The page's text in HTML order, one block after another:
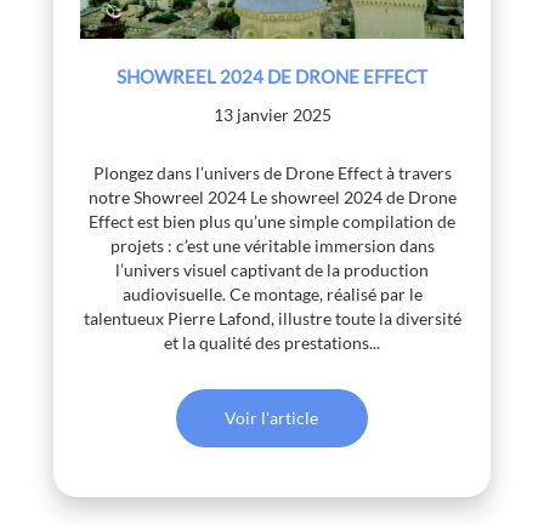
SHOWREEL 2024 DE DRONE EFFECT
13 janvier 2025
Plongez dans l’univers de Drone Effect à travers
notre Showreel 2024 Le showreel 2024 de Drone
Effect est bien plus qu’une simple compilation de
projets : c’est une véritable immersion dans
l’univers visuel captivant de la production
audiovisuelle. Ce montage, réalisé par le
talentueux Pierre Lafond, illustre toute la diversité
et la qualité des prestations...
Voir l'article